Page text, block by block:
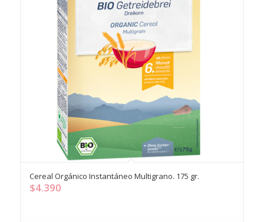
Cereal Orgánico Instantáneo Multigrano. 175 gr.
$4.390